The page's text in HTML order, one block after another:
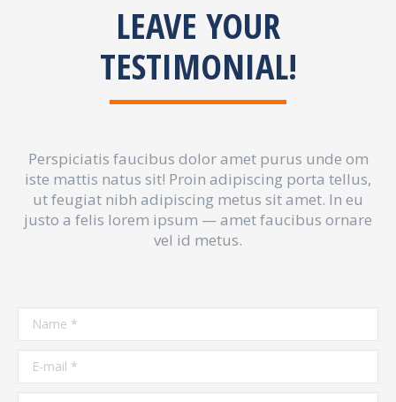
LEAVE YOUR
TESTIMONIAL!
Perspiciatis faucibus dolor amet purus unde om
iste mattis natus sit! Proin adipiscing porta tellus,
ut feugiat nibh adipiscing metus sit amet. In eu
justo a felis lorem ipsum — amet faucibus ornare
vel id metus.
Name *
E-mail *